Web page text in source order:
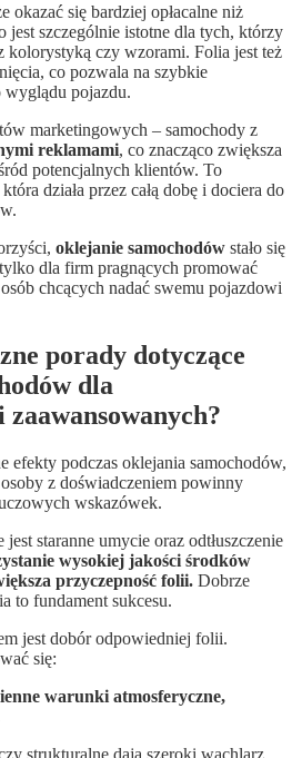
okazać się bardziej opłacalne niż
jest szczególnie istotne dla tych, którzy
kolorystyką czy wzorami. Folia jest też
co pozwala na szybkie
pojazdu.
marketingowych – samochody z
reklamami, co znacząco zwiększa
potencjalnych klientów. To
działa przez całą dobę i dociera do
oklejanie samochodów stało się
dla firm pragnących promować
chcących nadać swemu pojazdowi
porady dotyczące
dla
efekty podczas oklejania samochodów,
z doświadczeniem powinny
wskazówek.
staranne umycie oraz odtłuszczenie
wysokiej jakości środków
przyczepność folii. Dobrze
to fundament sukcesu.
jest dobór odpowiedniej folii.
się:
warunki atmosferyczne,
strukturalne dają szeroki wachlarz